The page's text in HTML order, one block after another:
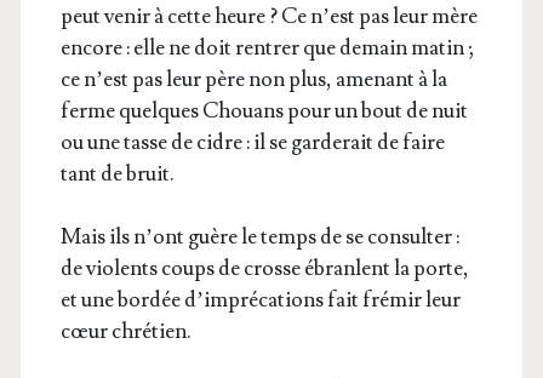
peut venir à cette heure ? Ce n’est pas leur mère
encore : elle ne doit ren­trer que demain matin ;
ce n’est pas leur père non plus, ame­nant à la
ferme quelques Chouans pour un bout de nuit
ou une tasse de cidre : il se gar­de­rait de faire
tant de bruit.
Mais ils n’ont guère le temps de se consul­ter :
de vio­lents coups de crosse ébranlent la porte,
et une bor­dée d’im­pré­ca­tions fait fré­mir leur
cœur chrétien.